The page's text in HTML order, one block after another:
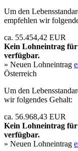
Um den
empfehlen wir
ca. 55.454,42 EUR
Kein Lohneintrag für
verfügbar.
» Neuen Lohneintrag
Österreich
Um den
wir folgendes Gehalt:
ca. 56.968,43 EUR
Kein Lohneintrag für
verfügbar.
» Neuen Lohneintrag